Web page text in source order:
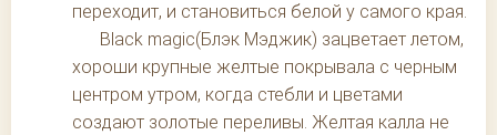
переходит, и становиться белой у самого края.
Black magic(Блэк Мэджик) зацветает летом,
хороши крупные желтые покрывала с черным
центром утром, когда стебли и цветами
создают золотые переливы. Желтая калла не